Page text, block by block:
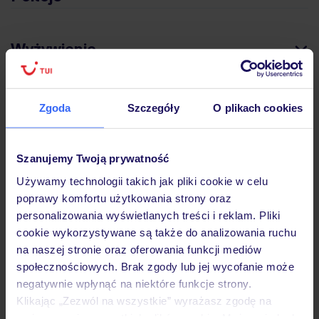
Zgoda Szczegóły O plikach cookies
Szanujemy Twoją prywatność
Używamy technologii takich jak pliki cookie w celu
poprawy komfortu użytkowania strony oraz
personalizowania wyświetlanych treści i reklam. Pliki
cookie wykorzystywane są także do analizowania ruchu
na naszej stronie oraz oferowania funkcji mediów
społecznościowych. Brak zgody lub jej wycofanie może
negatywnie wpłynąć na niektóre funkcje strony.
Klikając „Zezwól na wszystkie” wyrażasz zgodę na
Wyżywienie
Atrakcje
Ważne informacje
Często zadawane pytania
Jak zmienić uczestników/osobę zgłaszającą?
Czy w Hotelu będzie przedstawiciel TUI?
Na jakiej podstawie i gdzie otrzymam karty
pokładowe/bilety lotnicze?